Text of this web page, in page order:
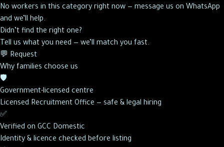
No workers in this category right now — message us on WhatsApp
and we’ll help.
Didn’t find the right one?
Tell us what you need — we’ll match you fast.
💬 Request
Why families choose us
🛡️
Government-licensed centre
Licensed Recruitment Office — safe & legal hiring
✅
Verified on GCC Domestic
Identity & licence checked before listing